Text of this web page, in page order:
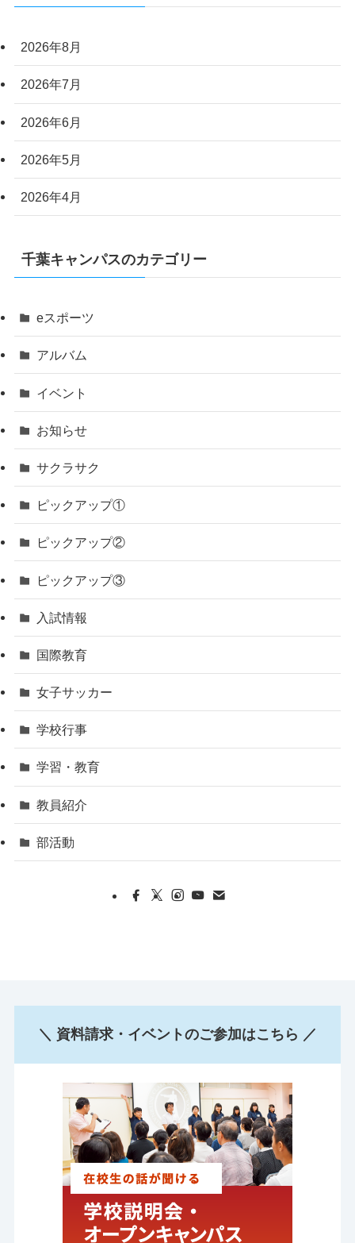
2026年8月
2026年7月
2026年6月
2026年5月
2026年4月
千葉キャンパスのカテゴリー
eスポーツ
アルバム
イベント
お知らせ
サクラサク
ピックアップ①
ピックアップ②
ピックアップ③
入試情報
国際教育
女子サッカー
学校行事
学習・教育
教員紹介
部活動
＼ 資料請求・イベントのご参加はこちら ／